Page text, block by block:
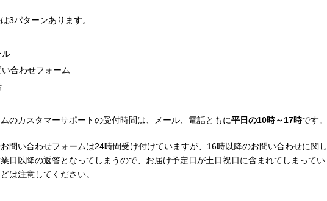
3パターンあります。
ル
い合わせフォーム
のカスタマーサポートの受付時間は、メール、電話ともに平日の10時～17時です。
お問い合わせフォームは24時間受け付けていますが、16時以降のお問い合わせに関し
日以降の返答となってしまうので、お届け予定日が土日祝日に含まれてしまってい
は注意してください。